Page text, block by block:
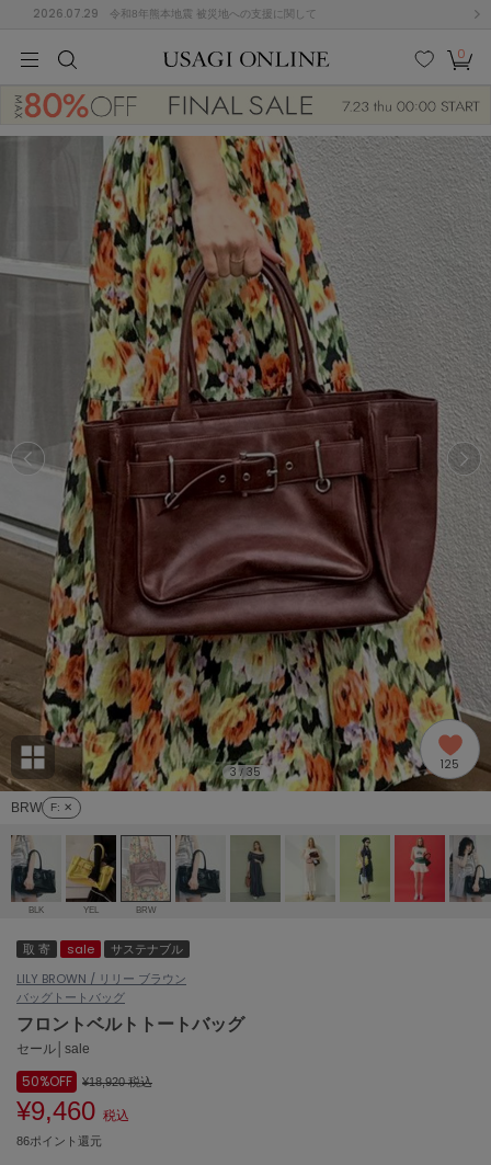
2026.07.29 令和8年熊本地震 被災地への支援に関して
に入
ト
0
(682)
ス/ドレス (1170)
ームウェア (611)
(1992)
リー (633)
ョン雑貨 (854)
/ランジェリー (127)
ェア (121)
(124)
D E G
K L M N
R S T U
Y Z
その
他
ACYM
アシーム
アディダス
adidas by Stella McCartney
アディダス バイ ステラマッカートニー
ALLISON BROWN
アリソンブラウン
amabro
アマブロ
Ame no chi Hare
アメノチハレ
AMOMMA
アモマ
ánuans
アニュアンス
ànuke
アンヌーク
ASICS
アシックス
Ballelite
バレリット
BRW F: ✕
3 / 35 125
BLK YEL BRW
取 寄 sale
サステナブル
LILY BROWN / リリー ブラウン
バッグ トートバッグ
フロントベルトトートバッグ
セール│sale
50%OFF ¥18,920税込
¥9,460 税込
86ポイント還元